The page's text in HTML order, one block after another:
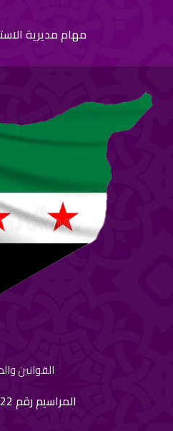
مهام مديرية
القوانين
المراسيم رقم 322 323 324